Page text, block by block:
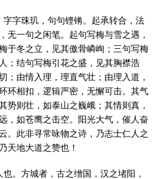
字珠玑，句句铿锵。起承转合，法
无一句之闲笔。起句写梅与雪之遇，
于冬之立，见其傲骨嶙峋；三句写梅
；结句写梅引花之盛，见其胸襟浩
；由情入理，理直气壮；由理入道，
环相扣，逻辑严密，无懈可击。其气
势则壮，如泰山之巍峨；其情则真，
，如苍鹰之击空。阳光大气，催人奋
。此非寻常咏物之诗，乃志士仁人之
天地大道之赞也！
。方城者，古之缯国，汉之堵阳，